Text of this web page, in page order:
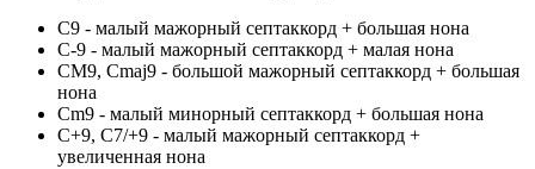
C9 - малый мажорный септаккорд + большая нона
С-9 - малый мажорный септаккорд + малая нона
CM9, Cmaj9 - большой мажорный септаккорд + большая
нона
Cm9 - малый минорный септаккорд + большая нона
C+9, C7/+9 - малый мажорный септаккорд +
увеличенная нона